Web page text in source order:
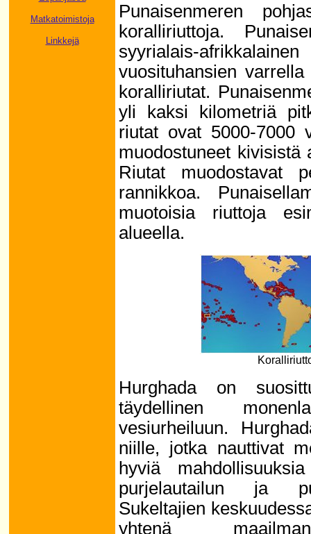
Matkatoimistoja
Linkkejä
Punaisenmeren
koralliriuttoja.
syyrialais-
vuosituhansien
koralliriutat.
yli kaksi kilometriä
riutat ovat 5000-7000
muodostuneet kivisistä
Riutat muodostavat
rannikkoa.
muotoisia riuttoja
alueella.
Hurghada on
täydellinen
vesiurheiluun.
niille, jotka nauttivat
hyviä
purjelautailun ja
Sukeltajien
yhtenä